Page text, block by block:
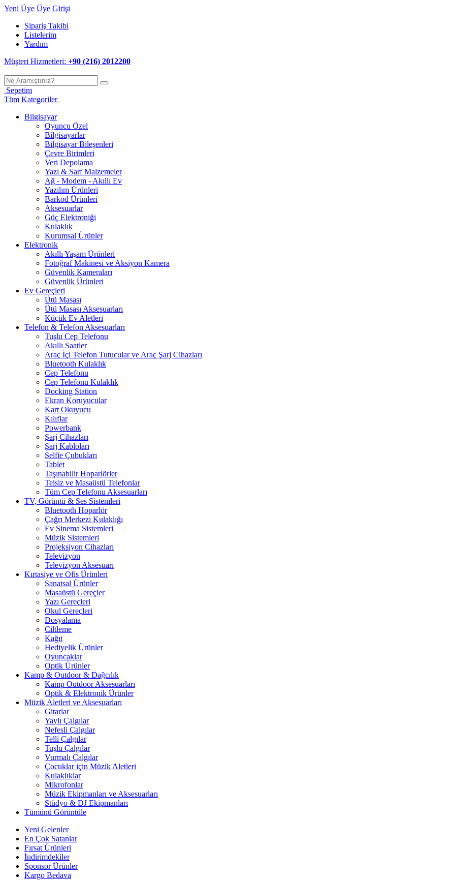
Yeni Üye Üye Girişi
Sipariş Takibi
Listelerim
Yardım
Müşteri Hizmetleri: +90 (216) 2012200
Sepetim
Tüm Kategoriler
Bilgisayar
Oyuncu Özel
Bilgisayarlar
Bilgisayar Bileşenleri
Çevre Birimleri
Veri Depolama
Yazı & Sarf Malzemeler
Ağ - Modem - Akıllı Ev
Yazılım Ürünleri
Barkod Ürünleri
Aksesuarlar
Güç Elektroniği
Kulaklık
Kurumsal Ürünler
Elektronik
Akıllı Yaşam Ürünleri
Fotoğraf Makinesi ve Aksiyon Kamera
Güvenlik Kameraları
Güvenlik Ürünleri
Ev Gereçleri
Ütü Masası
Ütü Masası Aksesuarları
Küçük Ev Aletleri
Telefon & Telefon Aksesuarları
Tuşlu Cep Telefonu
Akıllı Saatler
Araç İçi Telefon Tutucular ve Araç Şarj Cihazları
Bluetooth Kulaklık
Cep Telefonu
Cep Telefonu Kulaklık
Docking Station
Ekran Koruyucular
Kart Okuyucu
Kılıflar
Powerbank
Şarj Cihazları
Şarj Kabloları
Selfie Çubukları
Tablet
Taşınabilir Hoparlörler
Telsiz ve Masaüstü Telefonlar
Tüm Cep Telefonu Aksesuarları
TV, Görüntü & Ses Sistemleri
Bluetooth Hoparlör
Çağrı Merkezi Kulaklığı
Ev Sinema Sistemleri
Müzik Sistemleri
Projeksiyon Cihazları
Televizyon
Televizyon Aksesuarı
Kırtasiye ve Ofis Ürünleri
Sanatsal Ürünler
Masaüstü Gereçler
Yazı Gereçleri
Okul Gereçleri
Dosyalama
Ciltleme
Kağıt
Hediyelik Ürünler
Oyuncaklar
Optik Ürünler
Kamp & Outdoor & Dağcılık
Kamp Outdoor Aksesuarları
Optik & Elektronik Ürünler
Müzik Aletleri ve Aksesuarları
Gitarlar
Yaylı Çalgılar
Nefesli Çalgılar
Telli Çalgılar
Tuşlu Çalgılar
Vurmalı Çalgılar
Çocuklar için Müzik Aletleri
Kulaklıklar
Mikrofonlar
Müzik Ekipmanları ve Aksesuarları
Stüdyo & DJ Ekipmanları
Tümünü Görüntüle
Yeni Gelenler
En Çok Satanlar
Fırsat Ürünleri
İndirimdekiler
Sponsor Ürünler
Kargo Bedava